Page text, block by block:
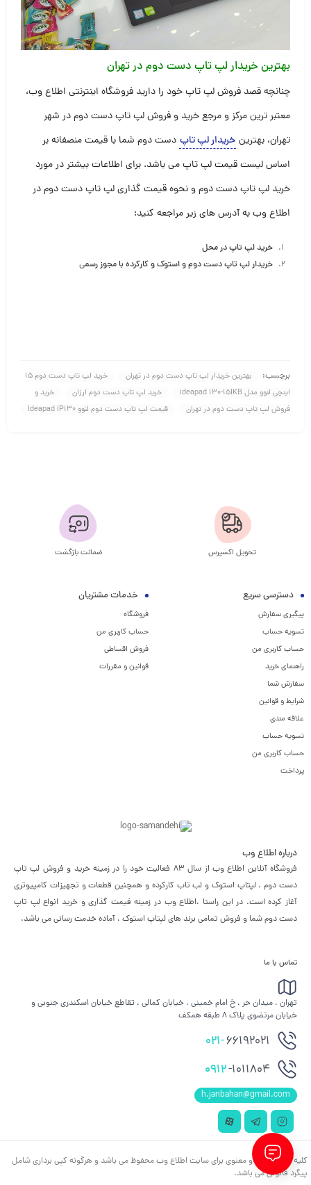
بهترین خریدار لپ تاپ دست دوم در تهران
چنانچه قصد فروش لپ تاپ خود را دارید فروشگاه اینترنتی اطلاع وب،
معتبر ترین مرکز و مرجع خرید و فروش لپ تاپ دست دوم در شهر
تهران، بهترین خریدار لپ تاپ دست دوم شما با قیمت منصفانه بر
اساس لیست قیمت لپ تاپ می باشد. برای اطلاعات بیشتر در مورد
خرید لپ تاپ دست دوم و نحوه قیمت گذاری لپ تاپ دست دوم در
اطلاع وب به آدرس های زیر مراجعه کنید:
خرید لپ تاپ در محل
خریدار لپ تاپ دست دوم و استوک و کارکرده با مجوز رسمی
برچسب: بهترین خریدار لپ تاپ دست دوم در تهران
خرید لپ تاپ دست دوم 15
اینچی لنوو مدل ideapad 130-15IKB
خرید لپ تاپ دست دوم ارزان
خرید و
فروش لپ تاپ دست دوم در تهران
قیمت لپ تاپ دست دوم لنوو Ideapad IP130
تحویل اکسپرس ضمانت بازگشت
دسترسی سریع
پیگیری سفارش
تسویه حساب
حساب کاربری من
راهنمای خرید
سفارش شما
شرایط و قوانین
علاقه مندی
تسویه حساب
حساب کاربری من
پرداخت
خدمات مشتریان
فروشگاه
حساب کاربری من
فروش اقساطی
قوانین و مقررات
درباره اطلاع وب
فروشگاه آنلاین اطلاع وب از سال 83 فعالیت خود را در زمینه خرید و فروش لپ تاپ
دست دوم ، لپتاپ استوک و لب تاب کارکرده و همچنین قطعات و تجهیزات کامپیوتری
آغاز کرده است. در این راستا ،‌اطلاع وب در زمینه قیمت گذاری و خرید انواع لپ تاپ
دست دوم شما و فروش تمامی برند های لپتاپ استوک ، آماده خدمت رسانی می باشد.
تماس با ما
تهران ، میدان حر ، خ امام خمینی ، خیابان کمالی ، تقاطع خیابان اسکندری جنوبی و
خیابان مرتضوی پلاک 8 طبقه همکف
021-66192021
0912-1011804
h.janbahan@gmail.com
کلیه حقوق مادی و معنوی برای سایت اطلاع وب محفوظ می باشد و هرگونه کپی برداری شامل
پیگرد قانونی می باشد.